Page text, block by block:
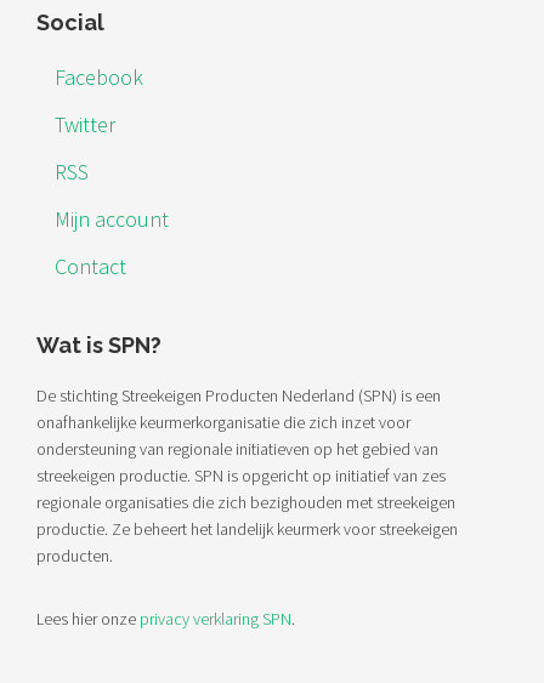
Footer
Social
Facebook
Twitter
RSS
Mijn account
Contact
Wat is SPN?
De stichting Streekeigen Producten Nederland (SPN) is een
onafhankelijke keurmerkorganisatie die zich inzet voor
ondersteuning van regionale initiatieven op het gebied van
streekeigen productie. SPN is opgericht op initiatief van zes
regionale organisaties die zich bezighouden met streekeigen
productie. Ze beheert het landelijk keurmerk voor streekeigen
producten.
Lees hier onze privacy verklaring SPN.